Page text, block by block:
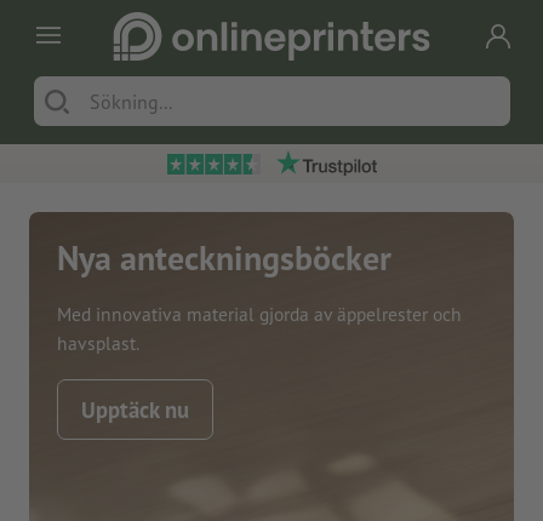
Nya anteckningsböcker
Med innovativa material gjorda av äppelrester och
havsplast.
Upptäck nu